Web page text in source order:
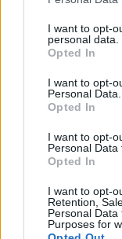
I want to opt-
personal data.
Opted In
I want to opt-
Personal Data.
Opted In
I want to opt-
Personal Data
Opted In
I want to opt-
Retention,
Personal
Purposes for